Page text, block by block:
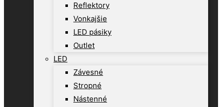
Reflektory
Vonkajšie
LED pásiky
Outlet
LED
Závesné
Stropné
Nástenné